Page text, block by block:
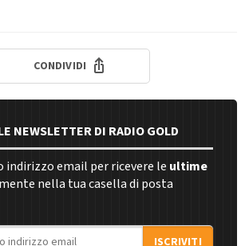
CONDIVIDI
NEWSLETTER DI RADIO GOLD
indirizzo email per ricevere le ultime
nella tua casella di posta
ISCRIVITI